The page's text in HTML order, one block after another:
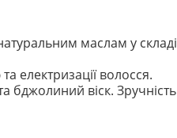
маслам у
електризації волосся.
бджолиний віск.